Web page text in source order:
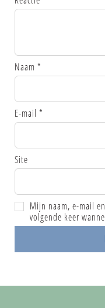
Naam *
E-mail *
Site
Mijn naam, e-mail
volgende keer